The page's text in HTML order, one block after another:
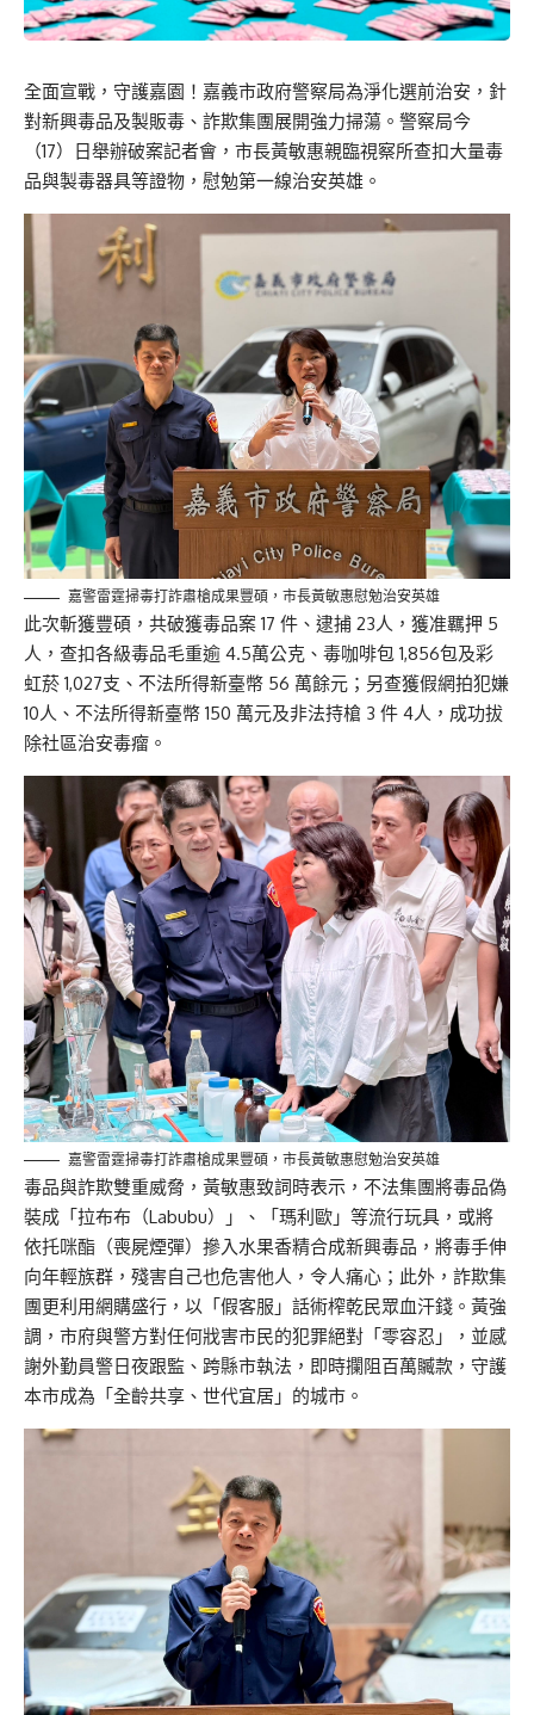
全面宣戰，守護嘉園！嘉義市政府警察局為淨化選前治安，針
對新興毒品及製販毒、詐欺集團展開強力掃蕩。警察局今
（17）日舉辦破案記者會，市長黃敏惠親臨視察所查扣大量毒
品與製毒器具等證物，慰勉第一線治安英雄。
嘉警雷霆掃毒打詐肅槍成果豐碩，市長黃敏惠慰勉治安英雄
此次斬獲豐碩，共破獲毒品案 17 件、逮捕 23人，獲准羈押 5
人，查扣各級毒品毛重逾 4.5萬公克、毒咖啡包 1,856包及彩
虹菸 1,027支、不法所得新臺幣 56 萬餘元；另查獲假網拍犯嫌
10人、不法所得新臺幣 150 萬元及非法持槍 3 件 4人，成功拔
除社區治安毒瘤。
嘉警雷霆掃毒打詐肅槍成果豐碩，市長黃敏惠慰勉治安英雄
毒品與詐欺雙重威脅，黃敏惠致詞時表示，不法集團將毒品偽
裝成「拉布布（Labubu）」、「瑪利歐」等流行玩具，或將
依托咪酯（喪屍煙彈）摻入水果香精合成新興毒品，將毒手伸
向年輕族群，殘害自己也危害他人，令人痛心；此外，詐欺集
團更利用網購盛行，以「假客服」話術榨乾民眾血汗錢。黃強
調，市府與警方對任何戕害市民的犯罪絕對「零容忍」，並感
謝外勤員警日夜跟監、跨縣市執法，即時攔阻百萬贓款，守護
本市成為「全齡共享、世代宜居」的城市。